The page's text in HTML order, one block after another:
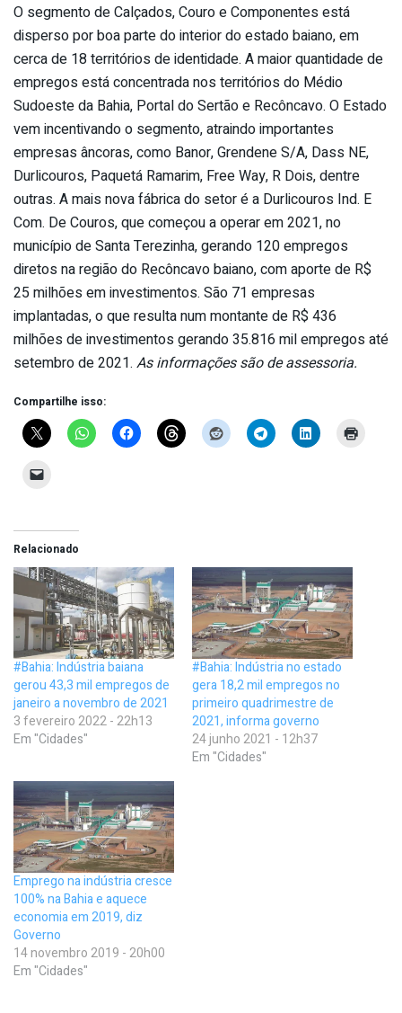
O segmento de Calçados, Couro e Componentes está
disperso por boa parte do interior do estado baiano, em
cerca de 18 territórios de identidade. A maior quantidade de
empregos está concentrada nos territórios do Médio
Sudoeste da Bahia, Portal do Sertão e Recôncavo. O Estado
vem incentivando o segmento, atraindo importantes
empresas âncoras, como Banor, Grendene S/A, Dass NE,
Durlicouros, Paquetá Ramarim, Free Way, R Dois, dentre
outras. A mais nova fábrica do setor é a Durlicouros Ind. E
Com. De Couros, que começou a operar em 2021, no
município de Santa Terezinha, gerando 120 empregos
diretos na região do Recôncavo baiano, com aporte de R$
25 milhões em investimentos. São 71 empresas
implantadas, o que resulta num montante de R$ 436
milhões de investimentos gerando 35.816 mil empregos até
setembro de 2021. As informações são de assessoria.
Compartilhe isso:
Relacionado
#Bahia: Indústria baiana
gerou 43,3 mil empregos de
janeiro a novembro de 2021
3 fevereiro 2022 - 22h13
Em "Cidades"
#Bahia: Indústria no estado
gera 18,2 mil empregos no
primeiro quadrimestre de
2021, informa governo
24 junho 2021 - 12h37
Em "Cidades"
Emprego na indústria cresce
100% na Bahia e aquece
economia em 2019, diz
Governo
14 novembro 2019 - 20h00
Em "Cidades"